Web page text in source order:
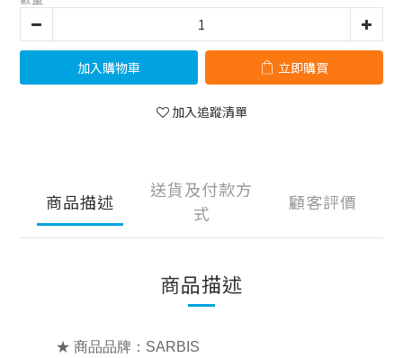
加入購物車 立即購買
加入追蹤清單
商品描述
送貨及付款方
式
顧客評價
商品描述
★ 商品品牌：SARBIS